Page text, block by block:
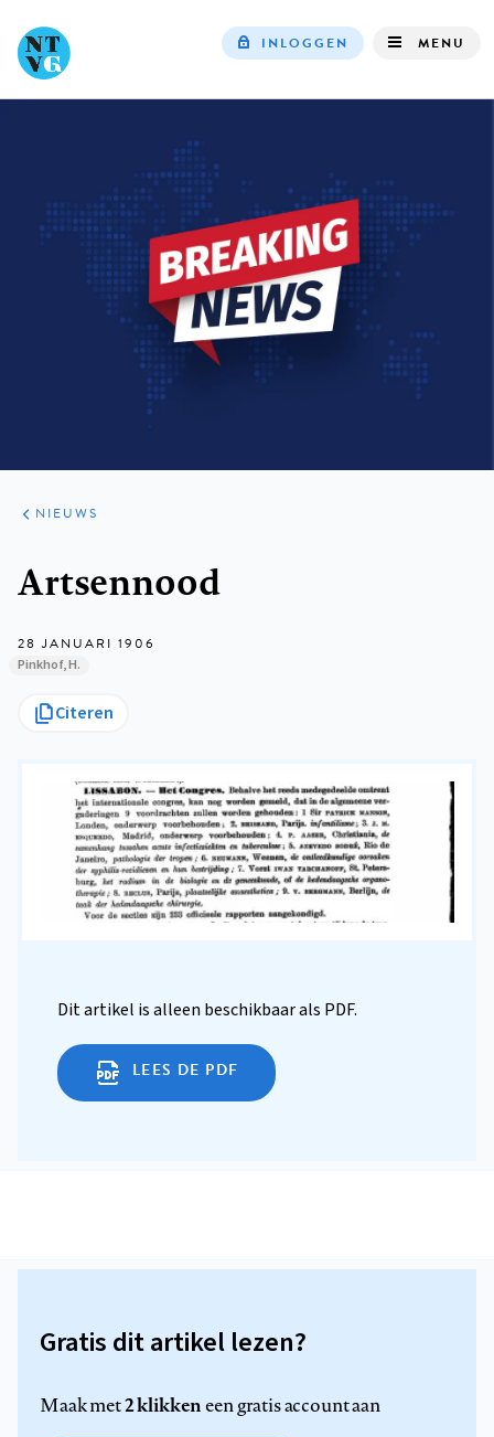
INLOGGEN MENU
ARTIKELEN
HET
KORT
NIEUWS
Artsennood
28 JANUARI 1906
Pinkhof, H.
Citeren
Dit artikel is alleen beschikbaar als PDF.
LEES DE PDF
Gratis dit artikel lezen?
Maak met2 klikkeneen gratis account aan